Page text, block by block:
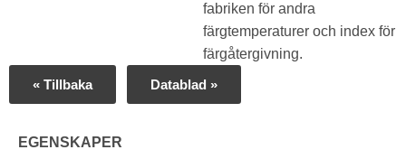
fabriken för andra
färgtemperaturer och index för
färgåtergivning.
« Tillbaka
Datablad »
EGENSKAPER